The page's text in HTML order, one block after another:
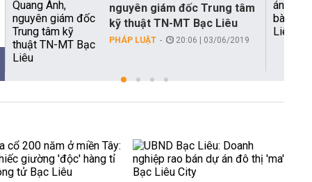
nguyên giám đốc Trung tâm
kỹ thuật TN-MT Bạc Liêu
PHÁP LUẬT 20:06 | 03/06/2019